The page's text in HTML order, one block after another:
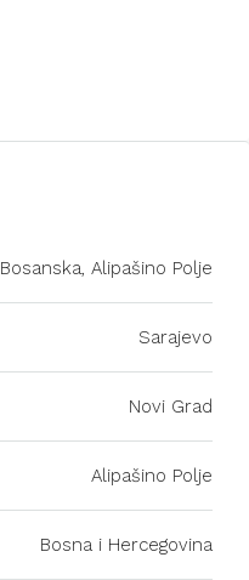
Bosanska, Alipašino Polje
Sarajevo
Novi Grad
Alipašino Polje
Bosna i Hercegovina